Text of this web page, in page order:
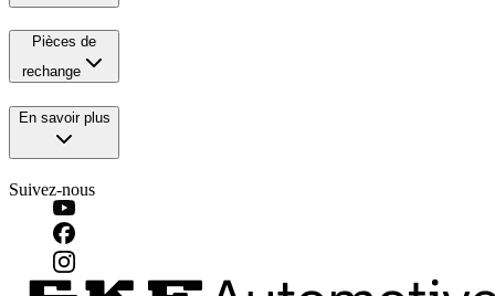
Pièces de
rechange
En savoir plus
Suivez-nous